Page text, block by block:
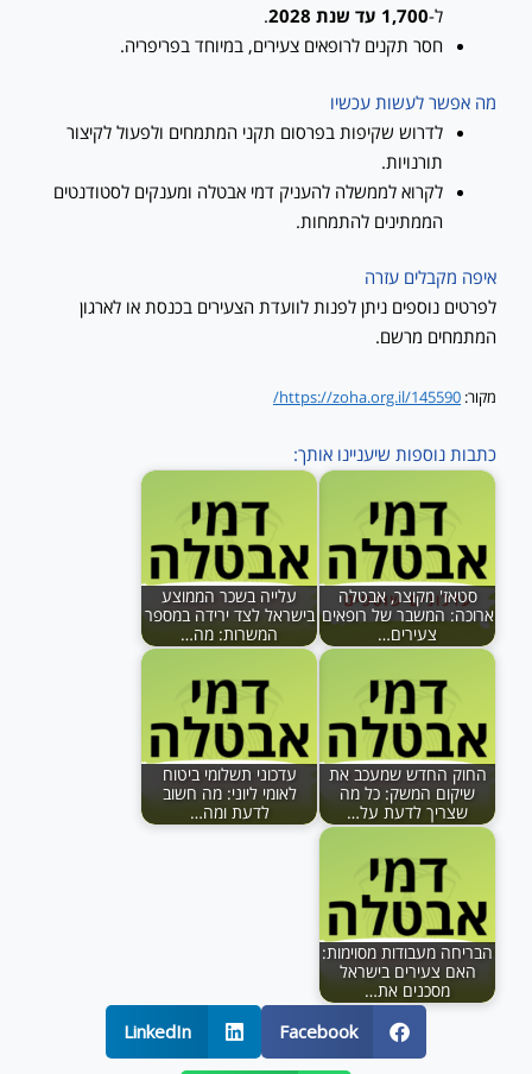
ל-1,700 עד שנת 2028
.
חסר תקנים לרופאים צעירים, במיוחד בפריפריה.
מה אפשר לעשות עכשיו
לדרוש שקיפות בפרסום תקני המתמחים ולפעול לקיצור
תורנויות.
לקרוא לממשלה להעניק דמי אבטלה ומענקים לסטודנטים
הממתינים להתמחות.
איפה מקבלים עזרה
לפרטים נוספים ניתן לפנות לוועדת הצעירים בכנסת או לארגון
המתמחים מרשם.
מקור: https://zoha.org.il/145590/
כתבות נוספות שיעניינו אותך:
סטאז' מקוצר, אבטלה
ארוכה: המשבר של רופאים
צעירים…
עלייה בשכר הממוצע
בישראל לצד ירידה במספר
המשרות: מה…
החוק החדש שמעכב את
שיקום המשק: כל מה
שצריך לדעת על…
עדכוני תשלומי ביטוח
לאומי ליוני: מה חשוב
לדעת ומה…
הבריחה מעבודות מסוימות:
האם צעירים בישראל
מסכנים את…
Facebook
LinkedIn